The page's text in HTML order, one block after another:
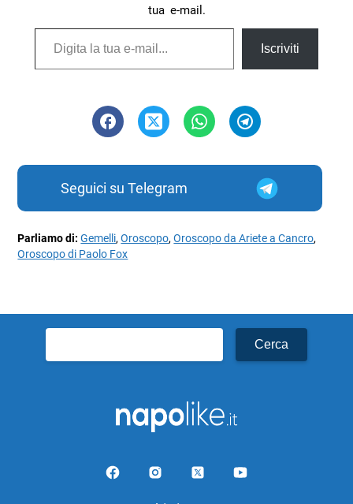
tua e-mail.
Digita la tua e-mail...
Iscriviti
Seguici su Telegram
Parliamo di:Gemelli,Oroscopo,Oroscopo da Ariete a Cancro,
Oroscopo di Paolo Fox
per: